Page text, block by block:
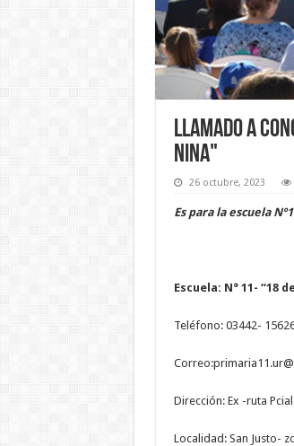
Llamado a
Nina"
26 octubre, 2023
Es para la escuela
Escuela: N° 11- “18
Teléfono: 03442-
Dirección: Ex -ruta
Localidad: San Justo-